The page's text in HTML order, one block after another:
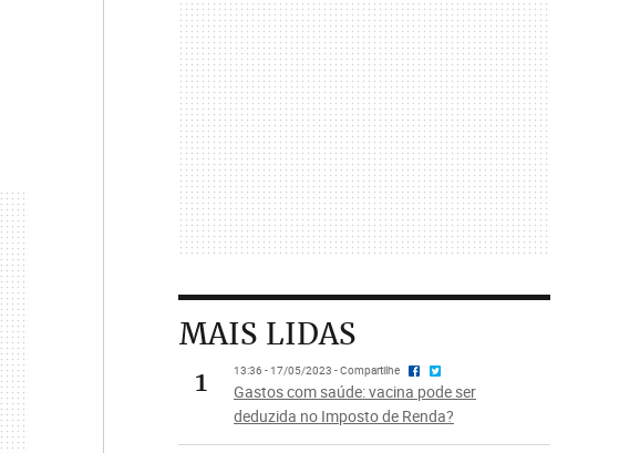
MAIS LIDAS
1
13:36 - 17/05/2023 - Compartilhe
Gastos com saúde: vacina pode ser
deduzida no Imposto de Renda?